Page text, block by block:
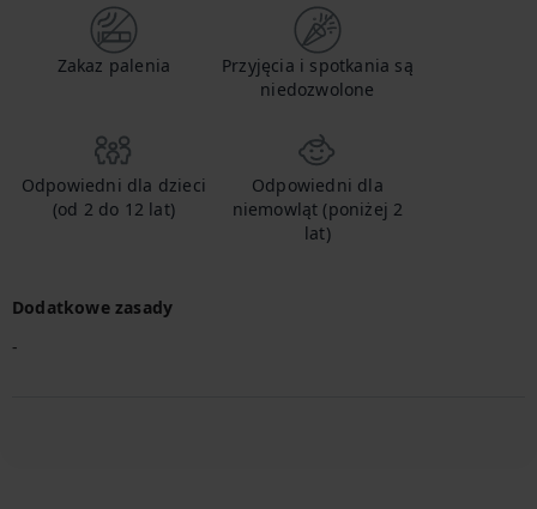
Zakaz palenia
Przyjęcia i spotkania są
niedozwolone
Odpowiedni dla dzieci
(od 2 do 12 lat)
Odpowiedni dla
niemowląt (poniżej 2
lat)
Dodatkowe zasady
-